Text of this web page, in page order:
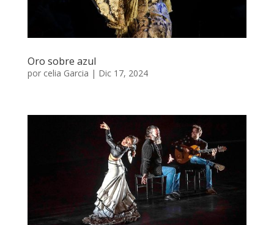
Oro sobre azul
por celia Garcia | Dic 17, 2024